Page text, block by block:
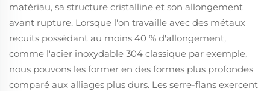
matériau, sa structure cristalline et son allongement
avant rupture. Lorsque l'on travaille avec des métaux
recuits possédant au moins 40 % d'allongement,
comme l'acier inoxydable 304 classique par exemple,
nous pouvons les former en des formes plus profondes
comparé aux alliages plus durs. Les serre-flans exercent